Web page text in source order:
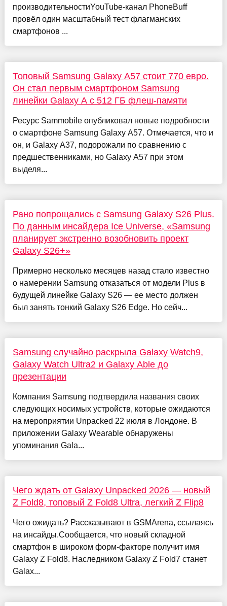
производительностиYouTube-канал PhoneBuff
провёл один масштабный тест флагманских
смартфонов ...
Топовый Samsung Galaxy A57 стоит 770 евро.
Он стал первым смартфоном Samsung
линейки Galaxy A с 512 ГБ флеш-памяти
Ресурс Sammobile опубликовал новые подробности
о смартфоне Samsung Galaxy A57. Отмечается, что и
он, и Galaxy A37, подорожали по сравнению с
предшественниками, но Galaxy A57 при этом
выделя...
Рано попрощались с Samsung Galaxy S26 Plus.
По данным инсайдера Ice Universe, «Samsung
планирует экстренно возобновить проект
Galaxy S26+»
Примерно несколько месяцев назад стало известно
о намерении Samsung отказаться от модели Plus в
будущей линейке Galaxy S26 — ее место должен
был занять тонкий Galaxy S26 Edge. Но сейч...
Samsung случайно раскрыла Galaxy Watch9,
Galaxy Watch Ultra2 и Galaxy Able до
презентации
Компания Samsung подтвердила названия своих
следующих носимых устройств, которые ожидаются
на мероприятии Unpacked 22 июля в Лондоне. В
приложении Galaxy Wearable обнаружены
упоминания Gala...
Чего ждать от Galaxy Unpacked 2026 — новый
Z Fold8, топовый Z Fold8 Ultra, легкий Z Flip8
Чего ожидать? Рассказывают в GSMArena, ссылаясь
на инсайды.Сообщается, что новый складной
смартфон в широком форм-факторе получит имя
Galaxy Z Fold8. Наследником Galaxy Z Fold7 станет
Galax...